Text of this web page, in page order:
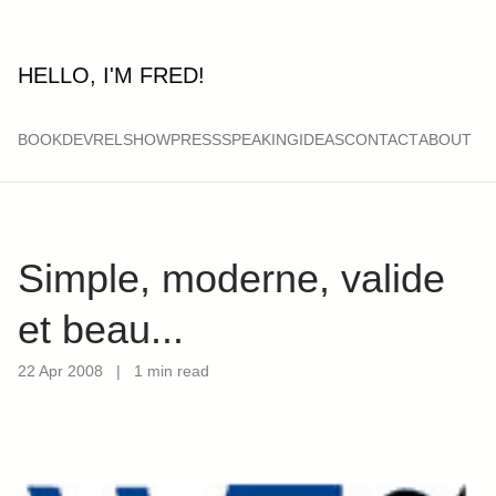
HELLO, I'M FRED!
BOOKDEVRELSHOWPRESSSPEAKINGIDEASCONTACTABOUT
Simple, moderne, valide
et beau...
22 Apr 2008 | 1 min read